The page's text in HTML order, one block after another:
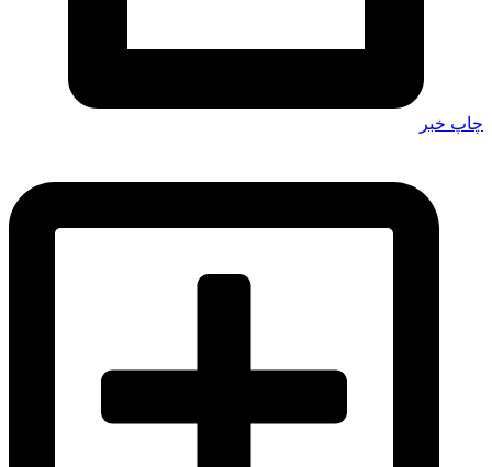
چاپ خبر